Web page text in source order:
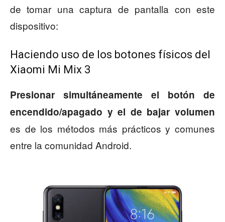
de tomar una captura de pantalla con este
dispositivo:
Haciendo uso de los botones físicos del
Xiaomi Mi Mix 3
Presionar simultáneamente el botón de
encendido/apagado y el de bajar volumen
es de los métodos más prácticos y comunes
entre la comunidad Android.